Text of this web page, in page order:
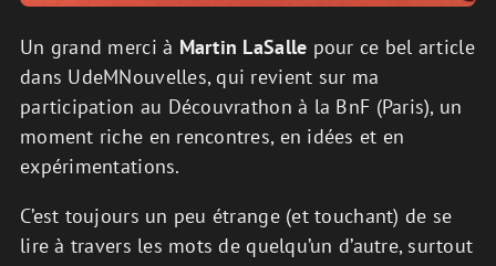
Un grand merci à Martin LaSalle pour ce bel article
dans UdeMNouvelles, qui revient sur ma
participation au Découvrathon à la BnF (Paris), un
moment riche en rencontres, en idées et en
expérimentations.
C’est toujours un peu étrange (et touchant) de se
lire à travers les mots de quelqu’un d’autre, surtout